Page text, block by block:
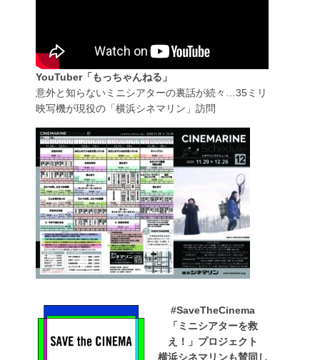
YouTuber「もっちゃんねる」
意外と知らないミニシアターの裏話が続々…35ミリ
映写機が現役の「横浜シネマリン」訪問
#SaveTheCinema
「ミニシアターを救
え！」プロジェクト
横浜シネマリンも賛同し